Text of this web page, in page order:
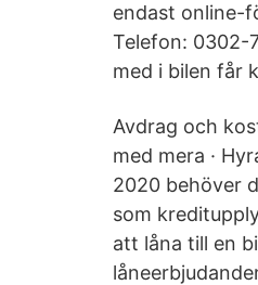
endast online-
Telefon: 0302-
med i bilen får
Avdrag och
med mera ·
2020 behöver
som
att låna till en